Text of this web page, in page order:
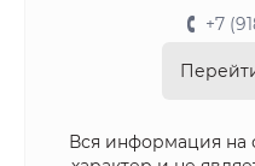
+7
Вся информация на